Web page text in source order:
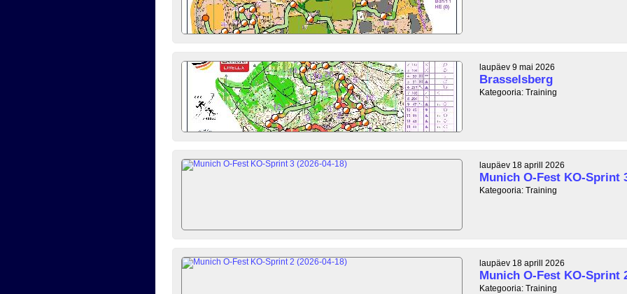
laupäev 9 mai 2026
Brasselsberg
Kategooria: Training
laupäev 18 aprill 2026
Munich O-Fest KO-Sprint
Kategooria: Training
laupäev 18 aprill 2026
Munich O-Fest KO-Sprint
Kategooria: Training